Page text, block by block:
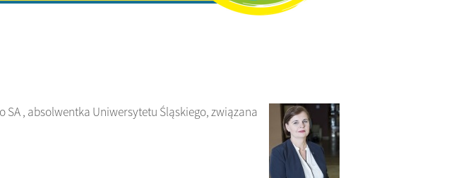
SA , absolwentka Uniwersytetu Śląskiego, związana